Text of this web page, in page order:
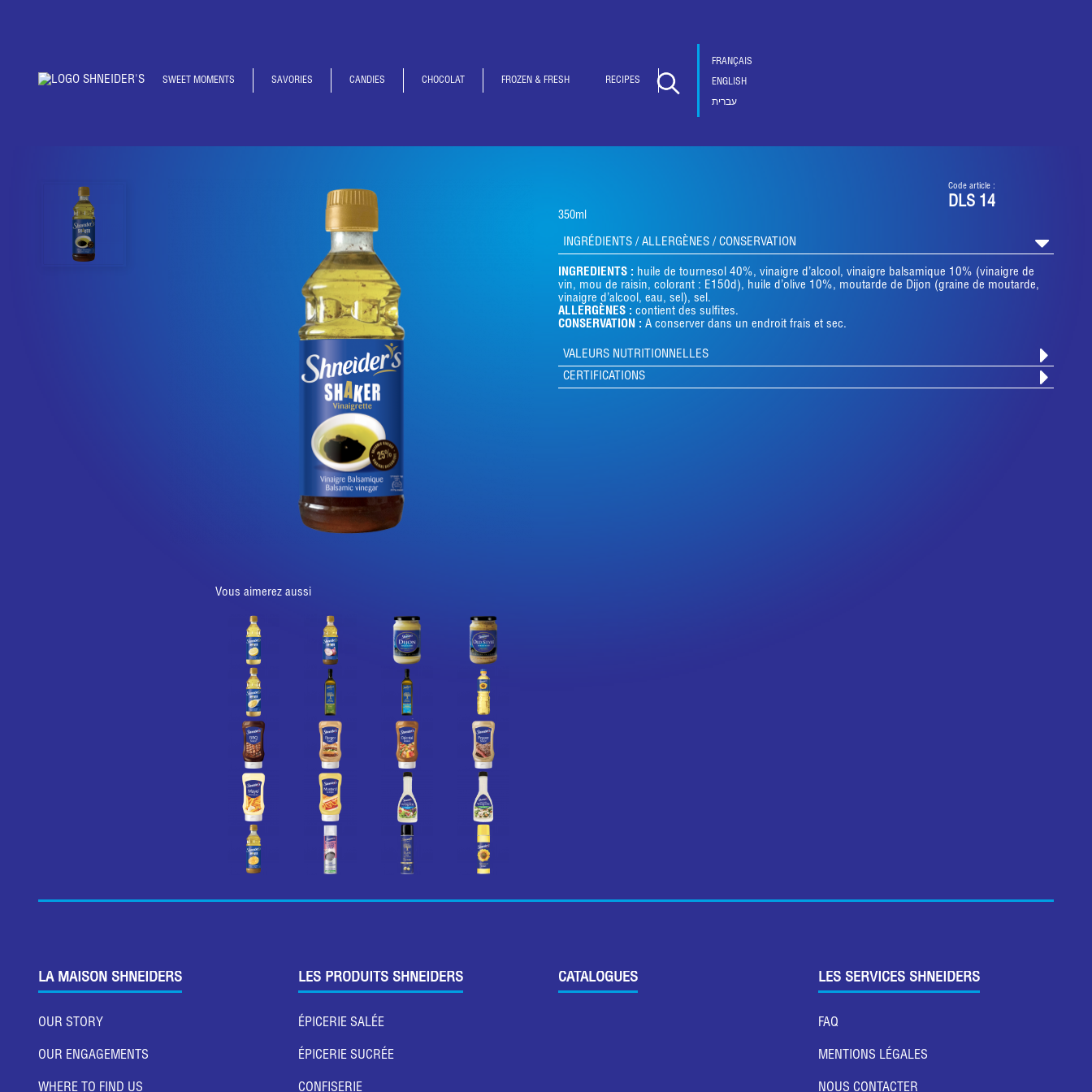
SWEET MOMENTS SAVORIES CANDIES CHOCOLAT FROZEN & FRESH RECIPES
FRANÇAIS
ENGLISH
עברית
Vous aimerez aussi
350ml
Code article :
DLS 14
INGRÉDIENTS / ALLERGÈNES / CONSERVATION
INGREDIENTS : huile de tournesol 40%, vinaigre d’alcool, vinaigre balsamique 10% (vinaigre de
vin, mou de raisin, colorant : E150d), huile d’olive 10%, moutarde de Dijon (graine de moutarde,
vinaigre d’alcool, eau, sel), sel.
ALLERGÈNES : contient des sulfites.
CONSERVATION : A conserver dans un endroit frais et sec.
VALEURS NUTRITIONNELLES
CERTIFICATIONS
LA MAISON SHNEIDERS
OUR STORY
OUR ENGAGEMENTS
WHERE TO FIND US
LES PRODUITS SHNEIDERS
ÉPICERIE SALÉE
ÉPICERIE SUCRÉE
CONFISERIE
CATALOGUES LES SERVICES SHNEIDERS
FAQ
MENTIONS LÉGALES
NOUS CONTACTER